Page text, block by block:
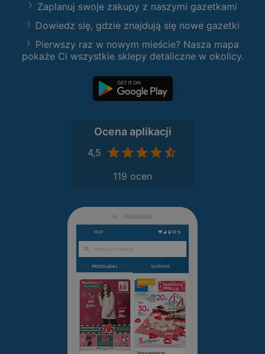
Zaplanuj swoje zakupy z naszymi gazetkami
Dowiedz się, gdzie znajdują się nowe gazetki
Pierwszy raz w nowym mieście? Nasza mapa
pokaże Ci wszystkie sklepy detaliczne w okolicy.
Ocena aplikacji
4,5
119 ocen